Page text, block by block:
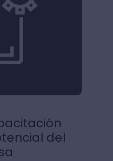
del